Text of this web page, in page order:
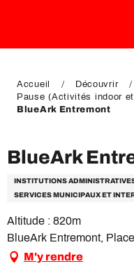
DE
Accueil
Découvrir
Pause (Activités indoor
BlueArk Entremont
BlueArk
INSTITUTIONS
SERVICES MUNICIPAUX ET
Altitude : 820m
BlueArk Entremont,
M'y rendre